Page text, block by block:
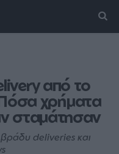
από το
χρήματα
σταμάτησαν
deliveries και